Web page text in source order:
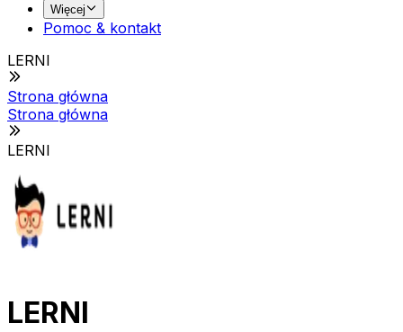
Więcej
Pomoc & kontakt
LERNI
Strona główna
Strona główna
LERNI
LERNI